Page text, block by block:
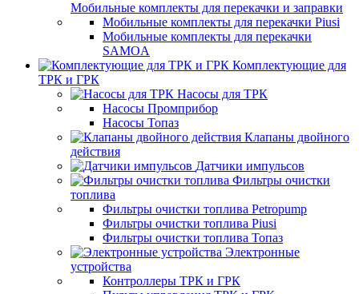
Мобильные комплекты для перекачки и заправки
Мобильные комплекты для перекачки Piusi
Мобильные комплекты для перекачки
SAMOA
Комплектующие для
ТРК и ГРК
Насосы для ТРК
Насосы Промприбор
Насосы Топаз
Клапаны двойного
действия
Датчики импульсов
Фильтры очистки
топлива
Фильтры очистки топлива Petropump
Фильтры очистки топлива Piusi
Фильтры очистки топлива Топаз
Электронные
устройства
Контроллеры ТРК и ГРК